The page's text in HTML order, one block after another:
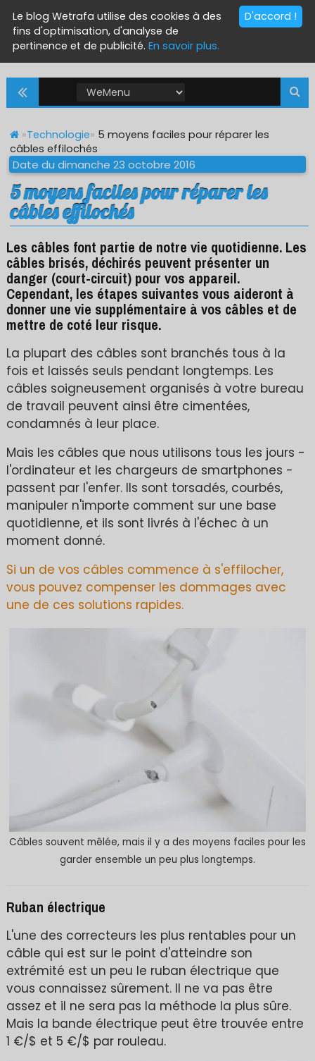
»Technologie» 5 moyens faciles pour réparer les
câbles effilochés
Date du dimanche 23 octobre 2016
5 moyens faciles pour réparer les
câbles effilochés
Les câbles font partie de notre vie quotidienne. Les
câbles brisés, déchirés peuvent présenter un
danger (court-circuit) pour vos appareil.
Cependant, les étapes suivantes vous aideront à
donner une vie supplémentaire à vos câbles et de
mettre de coté leur risque.
La plupart des câbles sont branchés tous à la
fois et laissés seuls pendant longtemps. Les
câbles soigneusement organisés à votre bureau
de travail peuvent ainsi être cimentées,
condamnés à leur place.
Mais les câbles que nous utilisons tous les jours -
l'ordinateur et les chargeurs de smartphones -
passent par l'enfer. Ils sont torsadés, courbés,
manipuler n'importe comment sur une base
quotidienne, et ils sont livrés à l'échec à un
moment donné.
Si un de vos câbles commence à s'effilocher,
vous pouvez compenser les dommages avec
une de ces solutions rapides.
Câbles souvent mêlée, mais il y a des moyens faciles pour les
garder ensemble un peu plus longtemps.
Ruban électrique
L'une des correcteurs les plus rentables pour un
câble qui est sur le point d'atteindre son
extrémité est un peu le ruban électrique que
vous connaissez sûrement. Il ne va pas être
assez et il ne sera pas la méthode la plus sûre.
Mais la bande électrique peut être trouvée entre
1 €/$ et 5 €/$ par rouleau.
D'accord !
Le blog Wetrafa utilise des cookies à des
fins d'optimisation, d'analyse de
pertinence et de publicité. En savoir plus.